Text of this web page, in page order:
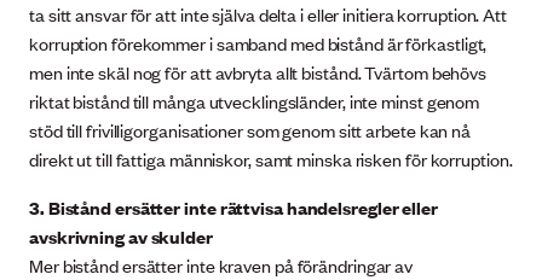
ta sitt ansvar för att inte själva delta i eller initiera korruption. Att
korruption förekommer i samband med bistånd är förkastligt,
men inte skäl nog för att avbryta allt bistånd. Tvärtom behövs
riktat bistånd till många utvecklingsländer, inte minst genom
stöd till frivilligorganisationer som genom sitt arbete kan nå
direkt ut till fattiga människor, samt minska risken för korruption.
3. Bistånd ersätter inte rättvisa handelsregler eller
avskrivning av skulder
Mer bistånd ersätter inte kraven på förändringar av